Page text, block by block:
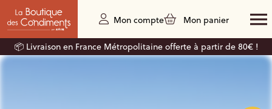
Mon compte Mon panier
📦 Livraison en France Métropolitaine offerte à partir de 80€ !